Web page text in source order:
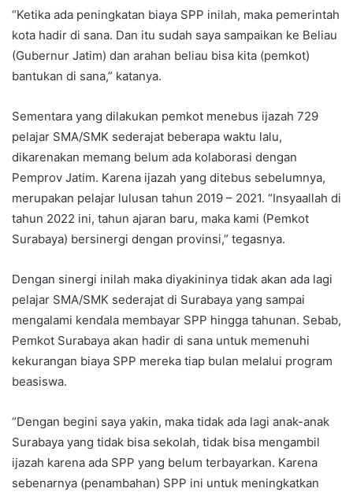
“Ketika ada peningkatan biaya SPP inilah, maka pemerintah
kota hadir di sana. Dan itu sudah saya sampaikan ke Beliau
(Gubernur Jatim) dan arahan beliau bisa kita (pemkot)
bantukan di sana,” katanya.
Sementara yang dilakukan pemkot menebus ijazah 729
pelajar SMA/SMK sederajat beberapa waktu lalu,
dikarenakan memang belum ada kolaborasi dengan
Pemprov Jatim. Karena ijazah yang ditebus sebelumnya,
merupakan pelajar lulusan tahun 2019 – 2021. “Insyaallah di
tahun 2022 ini, tahun ajaran baru, maka kami (Pemkot
Surabaya) bersinergi dengan provinsi,” tegasnya.
Dengan sinergi inilah maka diyakininya tidak akan ada lagi
pelajar SMA/SMK sederajat di Surabaya yang sampai
mengalami kendala membayar SPP hingga tahunan. Sebab,
Pemkot Surabaya akan hadir di sana untuk memenuhi
kekurangan biaya SPP mereka tiap bulan melalui program
beasiswa.
“Dengan begini saya yakin, maka tidak ada lagi anak-anak
Surabaya yang tidak bisa sekolah, tidak bisa mengambil
ijazah karena ada SPP yang belum terbayarkan. Karena
sebenarnya (penambahan) SPP ini untuk meningkatkan